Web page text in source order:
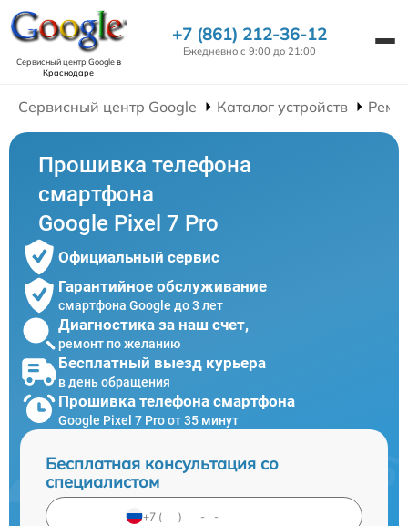
Сервисный центр Googleв
Краснодаре
+7 (861) 212-36-12
Ежедневно с 9:00 до 21:00
Сервисный центр Google Каталог устройств
Прошивка телефона
смартфона
Google Pixel 7 Pro
Официальный сервис
Гарантийное обслуживание
смартфона Google до 3 лет
Диагностика за наш счет,
ремонт по желанию
Бесплатный выезд курьера
в день обращения
Прошивка телефона смартфона
Google Pixel 7 Pro от 35 минут
Бесплатная консультация со
специалистом